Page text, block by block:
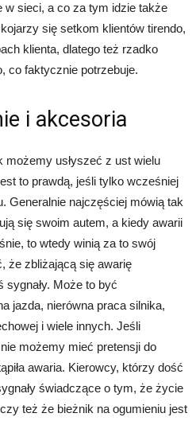
w sieci, a co za tym idzie także
się setkom klientów tirendo,
klienta, dlatego też rzadko
co faktycznie potrzebuje.
i akcesoria
możemy usłyszeć z ust wielu
to prawdą, jeśli tylko wcześniej
Generalnie najczęściej mówią tak
się swoim autem, a kiedy awarii
to wtedy winią za to swój
że zbliżającą się awarię
Może to być
jazda, nierówna praca silnika,
i wiele innych. Jeśli
możemy mieć pretensji do
awaria. Kierowcy, którzy dość
świadczące o tym, że życie
też że bieżnik na ogumieniu jest